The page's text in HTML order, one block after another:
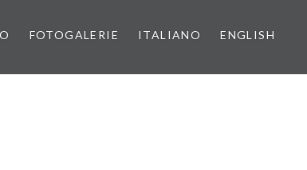
FOTOGALERIE ITALIANO ENGLISH